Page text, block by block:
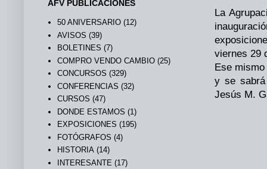
La
viernes 29
Ese
y se
Jesús M.
AFV PUBLICACIONES
50 ANIVERSARIO (12)
AVISOS (39)
BOLETINES (7)
COMPRO VENDO CAMBIO (25)
CONCURSOS (329)
CONFERENCIAS (32)
CURSOS (47)
DONDE ESTAMOS (1)
EXPOSICIONES (195)
FOTÓGRAFOS (4)
HISTORIA (14)
INTERESANTE (17)